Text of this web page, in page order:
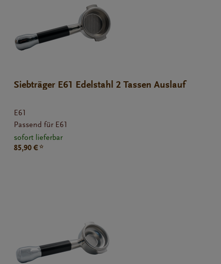
Siebträger E61 Edelstahl 2 Tassen Auslauf
E61
Passend für E61
sofort lieferbar
85,90 € *